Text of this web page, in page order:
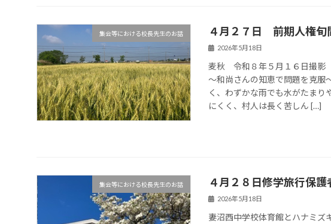
集会等における校長先生のお話 ４月２７日 前期人権
2026年5月18日
麦秋 令和８年５月１６日撮
～和尚さんの知恵で問題を克服
く、わずかな雨でも水がたまり
にくく、村人は長く苦しん […]
集会等における校長先生のお話 ４月２８日修学旅行保
2026年5月18日
妻沼西中学校体育館とハナミ